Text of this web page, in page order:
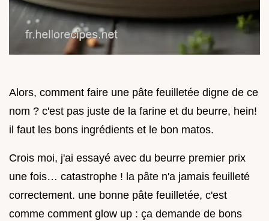
Alors, comment faire une pâte feuilletée digne de ce
nom ? c'est pas juste de la farine et du beurre, hein!
il faut les bons ingrédients et le bon matos.
Crois moi, j'ai essayé avec du beurre premier prix
une fois… catastrophe ! la pâte n'a jamais feuilleté
correctement. une bonne pâte feuilletée, c'est
comme comment glow up : ça demande de bons